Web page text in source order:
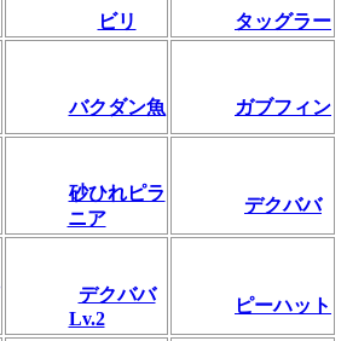
ビリ タッグラー
バクダン魚 ガブフィン
砂ひれピラ
ニア
デクババ
デクババ
Lv.2
ピーハット